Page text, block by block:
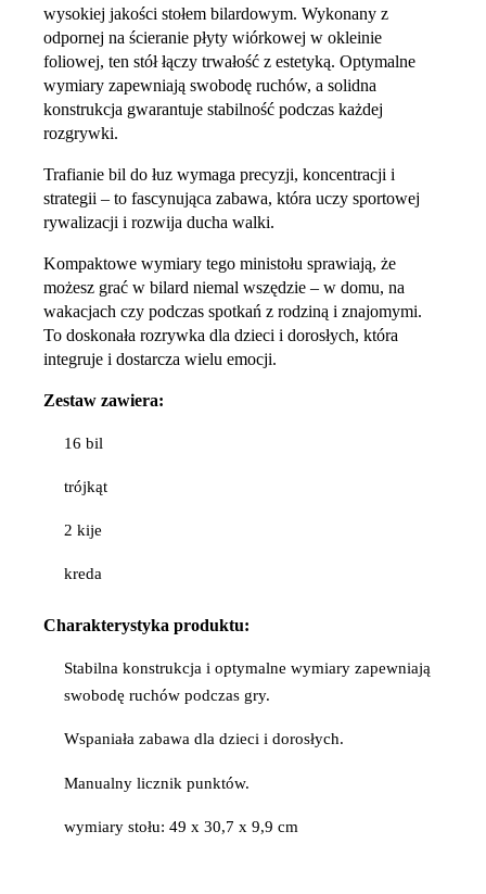
wysokiej jakości stołem bilardowym. Wykonany z
odpornej na ścieranie płyty wiórkowej w okleinie
foliowej, ten stół łączy trwałość z estetyką. Optymalne
wymiary zapewniają swobodę ruchów, a solidna
konstrukcja gwarantuje stabilność podczas każdej
rozgrywki.
Trafianie bil do łuz wymaga precyzji, koncentracji i
strategii – to fascynująca zabawa, która uczy sportowej
rywalizacji i rozwija ducha walki.
Kompaktowe wymiary tego ministołu sprawiają, że
możesz grać w bilard niemal wszędzie – w domu, na
wakacjach czy podczas spotkań z rodziną i znajomymi.
To doskonała rozrywka dla dzieci i dorosłych, która
integruje i dostarcza wielu emocji.
Zestaw zawiera:
16 bil
trójkąt
2 kije
kreda
Charakterystyka produktu:
Stabilna konstrukcja i optymalne wymiary zapewniają
swobodę ruchów podczas gry.
Wspaniała zabawa dla dzieci i dorosłych.
Manualny licznik punktów.
wymiary stołu: 49 x 30,7 x 9,9 cm